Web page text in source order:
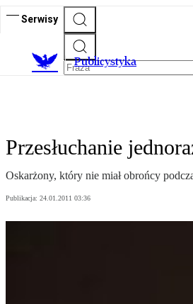
Serwisy
Publicystyka
Przesłuchanie
Oskarżony, który nie miał obrońcy
Publikacja: 24.01.2011 03:36